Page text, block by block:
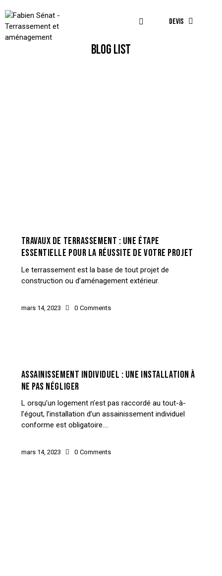
DEVIS
BLOG LIST
TRAVAUX DE TERRASSEMENT : UNE ÉTAPE
ESSENTIELLE POUR LA RÉUSSITE DE VOTRE PROJET
Le terrassement est la base de tout projet de
construction ou d’aménagement extérieur.
mars 14, 2023 0 Comments
ASSAINISSEMENT INDIVIDUEL : UNE INSTALLATION À
NE PAS NÉGLIGER
L orsqu’un logement n’est pas raccordé au tout-à-
l’égout, l’installation d’un assainissement individuel
conforme est obligatoire.…
mars 14, 2023 0 Comments